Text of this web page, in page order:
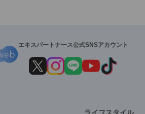
エキスパートナース公式SNSアカウント
ライフスタイル